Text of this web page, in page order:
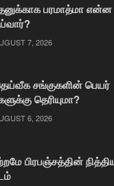
பரமாத்மா என்ன
7, 2026
சங்குகளின் பெயர்
தெரியுமா?
6, 2026
பிரபஞ்சத்தின்